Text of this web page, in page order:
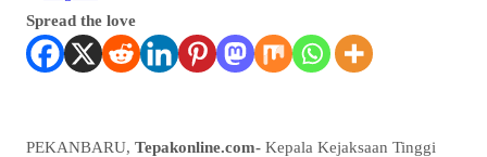
Spread the love
PEKANBARU, Tepakonline.com- Kepala Kejaksaan Tinggi